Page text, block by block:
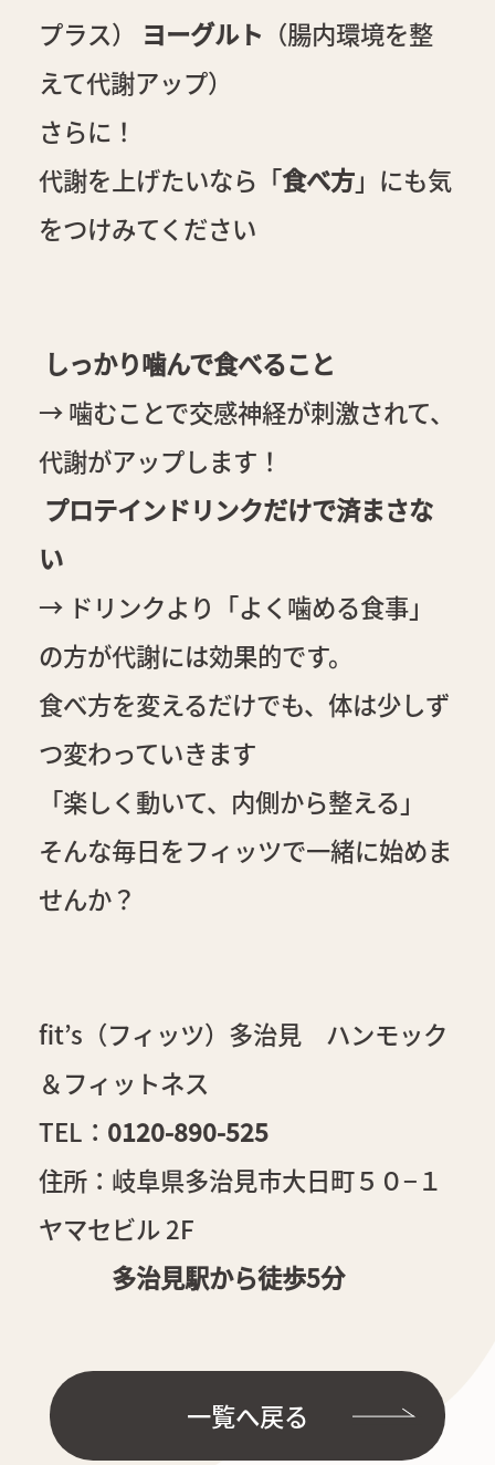
プラス） ヨーグルト （腸内環境を整
えて代謝アップ）
さらに！
代謝を上げたいなら「食べ方」にも気
をつけみてください
しっかり噛んで食べること
→ 噛むことで交感神経が刺激されて、
代謝がアップします！
プロテインドリンクだけで済まさな
い
→ ドリンクより「よく噛める食事」
の方が代謝には効果的です。
食べ方を変えるだけでも、体は少しず
つ変わっていきます
「楽しく動いて、内側から整える」
そんな毎日をフィッツで一緒に始めま
せんか？
fit’s（フィッツ）多治見 ハンモック
＆フィットネス
TEL： 0120-890-525
住所：岐阜県多治見市大日町５０−１
ヤマセビル 2F
多治見駅から徒歩5分
一覧へ戻る